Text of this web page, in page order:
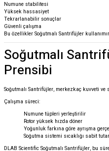
Numune stabilitesi
Yüksek hassasiyet
Tekrarlanabilir sonuçlar
Güvenli çalışma
Bu özellikler Soğutmalı Santrifüjler
Soğutmalı
Prensibi
Soğutmalı Santrifüjler, merkezkaç kuvveti
Çalışma süreci:
Numune tüpleri yerleştirilir
Rotor yüksek hızda döner
Yoğunluk farkına göre ayrışma
Soğutma sistemi sıcaklığı sabit tutar
DLAB Scientific Soğutmalı Santrifüjler, bu